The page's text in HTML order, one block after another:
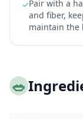
✓Pair with a
and fiber,
maintain the
🥗